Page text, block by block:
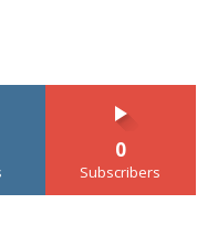
0
Subscribers